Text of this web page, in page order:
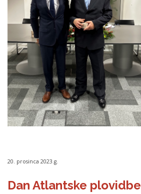
20. prosinca 2023.g.
Dan Atlantske plovidbe